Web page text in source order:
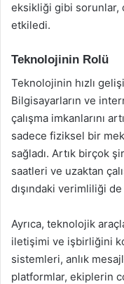
eksikliği gibi sorunlar,
etkiledi.
Teknolojinin Rolü
Teknolojinin hızlı
Bilgisayarların ve
çalışma imkanlarını
sadece fiziksel bir
sağladı. Artık birçok
saatleri ve uzaktan
dışındaki verimliliği
Ayrıca, teknolojik
iletişimi ve işbirliğini
sistemleri, anlık
platformlar, ekiplerin